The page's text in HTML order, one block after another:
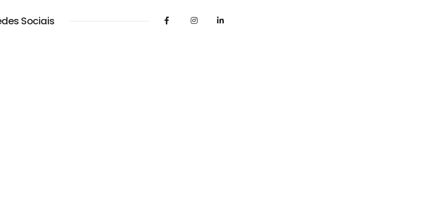
Sociais